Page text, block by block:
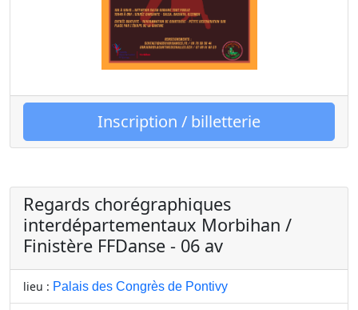
Inscription / billetterie
Regards chorégraphiques
interdépartementaux Morbihan /
Finistère FFDanse - 06 av
lieu : Palais des Congrès de Pontivy